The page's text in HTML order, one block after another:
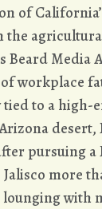
of
the
Beard Media
workplace
to a high-
pursuing
more
with